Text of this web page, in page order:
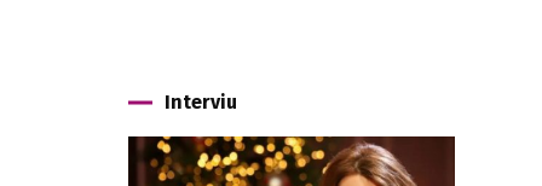
Interviu